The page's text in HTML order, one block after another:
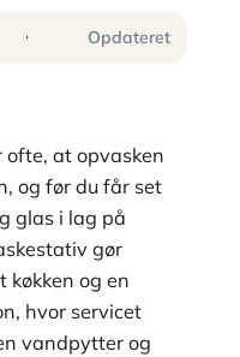
Opdateret
at opvasken
og før du får set
glas i lag på
gør
køkken og en
hvor servicet
vandpytter og